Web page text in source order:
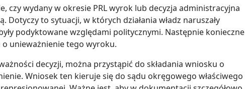
czy wydany w okresie PRL wyrok lub decyzja administracyjna
Dotyczy to sytuacji, w których działania władz naruszały
podyktowane względami politycznymi. Następnie konieczne
o unieważnienie tego wyroku.
decyzji, można przystąpić do składania wniosku o
Wniosek ten kieruje się do sądu okręgowego właściwego